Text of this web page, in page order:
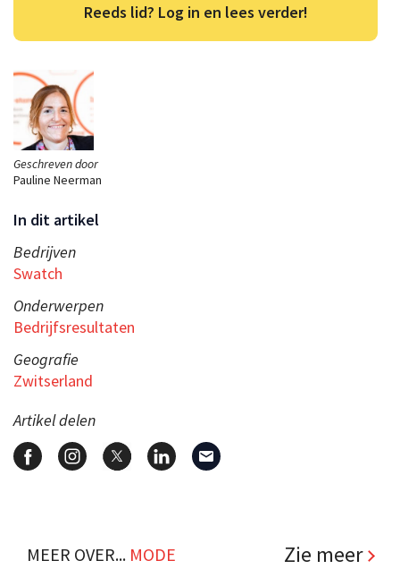
Geschreven door
Pauline Neerman
In dit artikel
Bedrijven
Swatch
Onderwerpen
Bedrijfsresultaten
Geografie
Zwitserland
Artikel delen
Reeds lid? Log in en lees verder!
MEER OVER... MODE Zie meer